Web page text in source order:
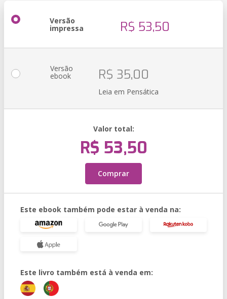
Versão
impressa R$ 53,50
Versão
ebook R$ 35,00
Leia em Pensática
Valor total:
R$ 53,50
Comprar
Este ebook também pode estar à venda na:
Este livro também está à venda em: